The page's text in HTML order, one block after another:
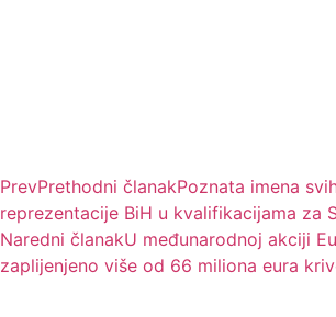
PrevPrethodni članakPoznata imena
reprezentacije BiH u kvalifikacijama za
Naredni članakU međunarodnoj akciji
zaplijenjeno više od 66 miliona eura